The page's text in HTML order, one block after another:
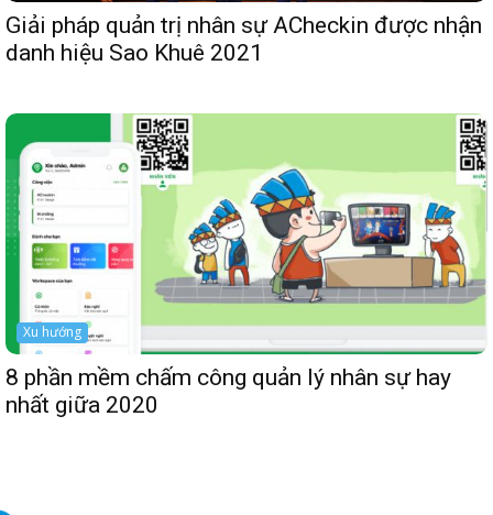
Giải pháp quản trị nhân sự ACheckin được nhận
danh hiệu Sao Khuê 2021
Xu hướng
8 phần mềm chấm công quản lý nhân sự hay
nhất giữa 2020